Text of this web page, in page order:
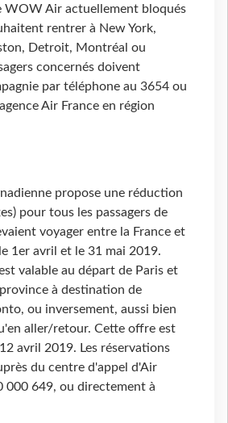
WOW Air actuellement bloqués
rentrer à New York,
Detroit, Montréal ou
concernés doivent
par téléphone au 3654 ou
Air France en région
propose une réduction
pour tous les passagers de
voyager entre la France et
1er avril et le 31 mai 2019.
valable au départ de Paris et
à destination de
ou inversement, aussi bien
aller/retour. Cette offre est
avril 2019. Les réservations
du centre d'appel d'Air
000 649, ou directement à